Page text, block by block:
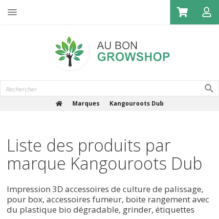

Marques Kangouroots Dub
Liste des produits par
marque Kangouroots Dub
Impression 3D accessoires de culture de palissage,
pour box, accessoires fumeur, boite rangement avec
du plastique bio dégradable, grinder, étiquettes